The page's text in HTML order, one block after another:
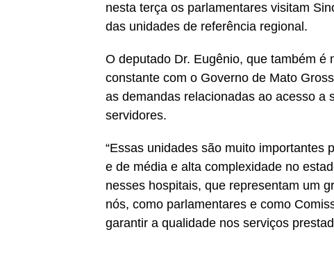
nesta terça os parlamentares visitam
das unidades de referência regional.
O deputado Dr. Eugênio, que também
constante com o Governo de Mato
as demandas relacionadas ao acesso a
servidores.
“Essas unidades são muito importantes
e de média e alta complexidade no
nesses hospitais, que representam um
nós, como parlamentares e como
garantir a qualidade nos serviços